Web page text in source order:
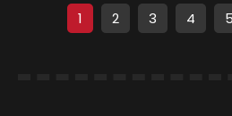
1 2 3 4 5